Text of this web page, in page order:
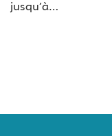
jusqu’à…